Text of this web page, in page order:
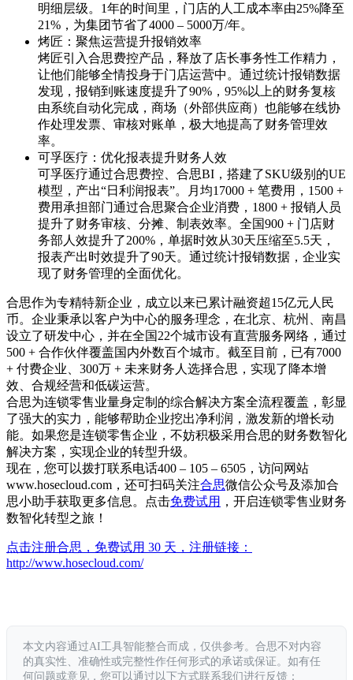
明细层级。1年的时间里，门店的人工成本率由25%降至
21%，为集团节省了4000 – 5000万/年。
烤匠：聚焦运营提升报销效率
烤匠引入合思费控产品，释放了店长事务性工作精力，
让他们能够全情投身于门店运营中。通过统计报销数据
发现，报销到账速度提升了90%，95%以上的财务复核
由系统自动化完成，商场（外部供应商）也能够在线协
作处理发票、审核对账单，极大地提高了财务管理效
率。
可孚医疗：优化报表提升财务人效
可孚医疗通过合思费控、合思BI，搭建了SKU级别的UE
模型，产出“日利润报表”。月均17000 + 笔费用，1500 +
费用承担部门通过合思聚合企业消费，1800 + 报销人员
提升了财务审核、分摊、制表效率。全国900 + 门店财
务部人效提升了200%，单据时效从30天压缩至5.5天，
报表产出时效提升了90天。通过统计报销数据，企业实
现了财务管理的全面优化。
合思作为专精特新企业，成立以来已累计融资超15亿元人民
币。企业秉承以客户为中心的服务理念，在北京、杭州、南昌
设立了研发中心，并在全国22个城市设有直营服务网络，通过
500 + 合作伙伴覆盖国内外数百个城市。截至目前，已有7000
+ 付费企业、300万 + 未来财务人选择合思，实现了降本增
效、合规经营和低碳运营。
合思为连锁零售业量身定制的综合解决方案全流程覆盖，彰显
了强大的实力，能够帮助企业挖出净利润，激发新的增长动
能。如果您是连锁零售企业，不妨积极采用合思的财务数智化
解决方案，实现企业的转型升级。
现在，您可以拨打联系电话400 – 105 – 6505，访问网站
www.hosecloud.com，还可扫码关注合思微信公众号及添加合
思小助手获取更多信息。点击免费试用 ，开启连锁零售业财务
数智化转型之旅！
点击注册合思，免费试用 30 天，注册链接：
http://www.hosecloud.com/
本文内容通过AI工具智能整合而成，仅供参考。合思不对内容
的真实性、准确性或完整性作任何形式的承诺或保证。如有任
何问题或意见，您可以通过以下方式联系我们进行反馈：